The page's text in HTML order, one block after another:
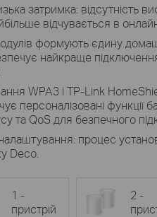
затримка: відсутність
відчувається в
формують єдину
найкраще
WPA3 і TP-Link
персоналізовані функції
та QoS для безпечного
процес
Deco.
1 -
пристрій
2 -